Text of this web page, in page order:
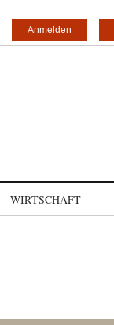
Anmelden
WIRTSCHAFT